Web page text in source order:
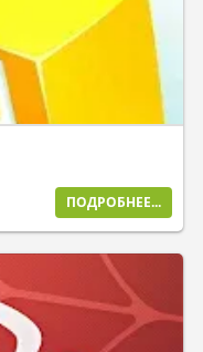
ПОДРОБНЕЕ...